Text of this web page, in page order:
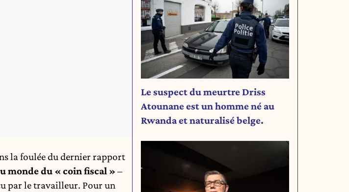
la foulée du dernier rapport
monde du « coin fiscal » –
par le travailleur. Pour un
Le suspect du meurtre Driss
Atounane est un homme né au
Rwanda et naturalisé belge.